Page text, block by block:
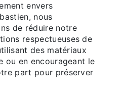
envers
nous
de réduire notre
respectueuses de
des matériaux
ou en encourageant le
part pour préserver